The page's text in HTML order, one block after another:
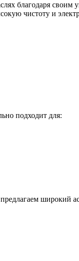
благодаря своим
чистоту и
подходит для:
широкий